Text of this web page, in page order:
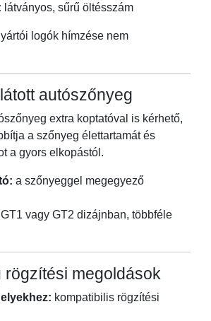
látványos, sűrű öltésszám
logók hímzése nem
autószőnyeg
extra koptatóval is kérhető,
a szőnyeg élettartamát és
a gyors elkopástól.
a szőnyeggel megegyező
GT1 vagy GT2 dizájnban, többféle
rögzítési megoldások
kompatibilis rögzítési